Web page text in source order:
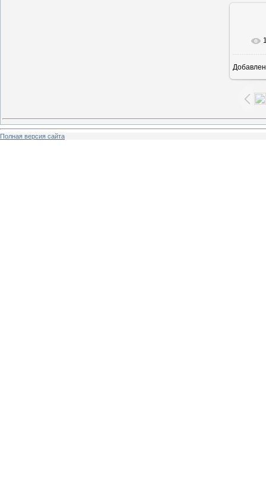
Полная версия сайта